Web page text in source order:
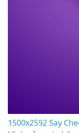
1500x2592 Say